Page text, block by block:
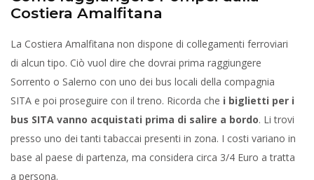
Costiera Amalfitana
La Costiera Amalfitana non dispone di collegamenti ferroviari
di alcun tipo. Ciò vuol dire che dovrai prima raggiungere
Sorrento o Salerno con uno dei bus locali della compagnia
SITA e poi proseguire con il treno. Ricorda che i biglietti per i
bus SITA vanno acquistati prima di salire a bordo. Li trovi
presso uno dei tanti tabaccai presenti in zona. I costi variano in
base al paese di partenza, ma considera circa 3/4 Euro a tratta
a persona.